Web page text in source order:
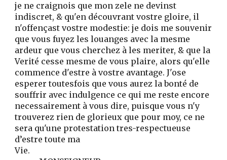
je ne craignois que mon zele ne devinst
indiscret, & qu'en découvrant vostre gloire, il
n'offençast vostre modestie: je dois me souvenir
que vous fuyez les louanges avec la mesme
ardeur que vous cherchez à les meriter, & que la
Verité cesse mesme de vous plaire, alors qu'elle
commence d'estre à vostre avantage. J'ose
esperer toutesfois que vous aurez la bonté de
souffrir avec indulgence ce qui me reste encore
necessairement à vous dire, puisque vous n'y
trouverez rien de glorieux que pour moy, ce ne
sera qu'une protestation tres-respectueuse
d’estre toute ma
Vie.